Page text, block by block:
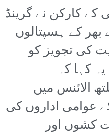
کے کارکن نے گرینڈ
بھر کے ہسپتالوں
کی تجویز کو
کہا کہ
الائنس میں
اداروں کی
کشوں اور